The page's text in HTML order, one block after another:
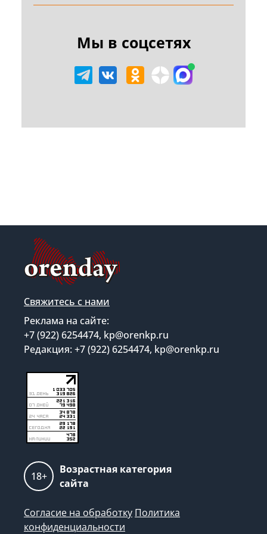
Мы в соцсетях
Свяжитесь с нами
Реклама на сайте:
+7 (922) 6254474, kp@orenkp.ru
Редакция: +7 (922) 6254474, kp@orenkp.ru
18+
Возрастная категория
сайта
Согласие на обработку Политика
конфиденциальности